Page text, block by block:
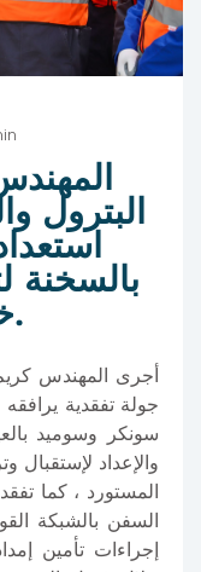
البترول
بالسخنة
خلال الصيف.
أجرى المهندس كريم
جولة تفقدية
سونكر وسوميد
والإعداد لإستقبال
المستورد ، كما
السفن بالشبكة
إجراءات تأمين